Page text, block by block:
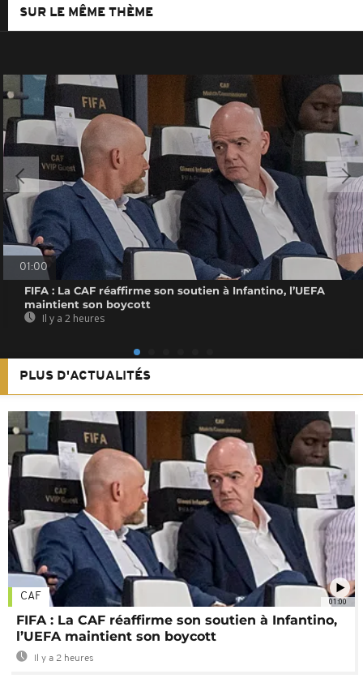
SUR LE MÊME THÈME
01:00
FIFA : La CAF réaffirme son soutien à Infantino, l’UEFA
maintient son boycott
Il y a 2 heures
PLUS D'ACTUALITÉS
01:00
CAF
FIFA : La CAF réaffirme son soutien à Infantino,
l’UEFA maintient son boycott
Il y a 2 heures